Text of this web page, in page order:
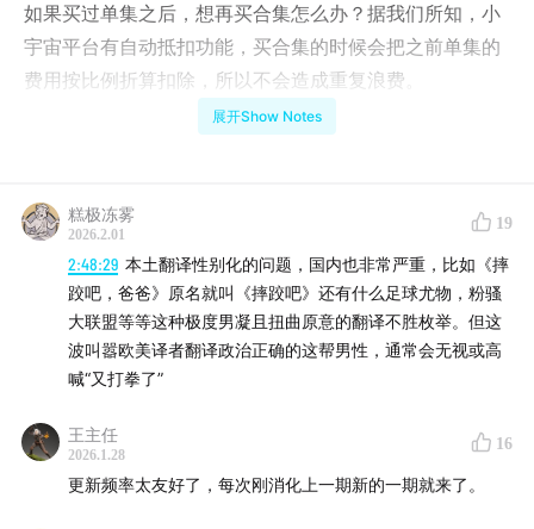
如果买过单集之后，想再买合集怎么办？据我们所知，小
宇宙平台有自动抵扣功能，买合集的时候会把之前单集的
费用按比例折算扣除，所以不会造成重复浪费。
点击这个链接，可以直达专题购买：专题直达链接
开链接，登录小宇宙后点击「立即购买」，可以为我们省
下 30%「苹果税」扣点，感谢支持！
在前面五集中，我们从政治理论的层面，梳理了多元文化
和身份政治运动的来龙去脉，支持和反对它的理由，以及
好莱坞和美国媒体产业的左翼政治生态，究竟如何形成？
我们从资本、高管、艺术家、工会、社会团体等多个维
度，全方位展示，这种左翼生态是怎么催生了本世纪这场
声势浩大的身份政治运动。我们还讨论了很多具体的美国
展开Show Notes
糕极冻雾
2026.2.01
19
2:48:29 本土翻译性别化的问题，国内也非常严重，比如《摔
跤吧，爸爸》原名就叫《摔跤吧》还有什么足球尤物，粉骚
大联盟等等这种极度男凝且扭曲原意的翻译不胜枚举。但这
波叫嚣欧美译者翻译政治正确的这帮男性，通常会无视或高
喊“又打拳了”
王主任
2026.1.28
16
更新频率太友好了，每次刚消化上一期新的一期就来了。